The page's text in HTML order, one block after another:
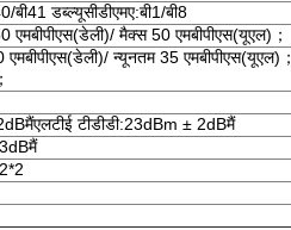
बी41 डब्ल्यूसीडीएमए:बी1/बी8
एमबीपीएस(डेली)/ मैक्स 50 एमबीपीएस(यूएल)；
(डेली)/ न्यूनतम 35 एमबीपीएस(यूएल)；
मैंएलटीई टीडीडी:23dBm ± 2dBमैं
मैं